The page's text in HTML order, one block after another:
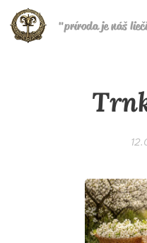
"príroda je náš